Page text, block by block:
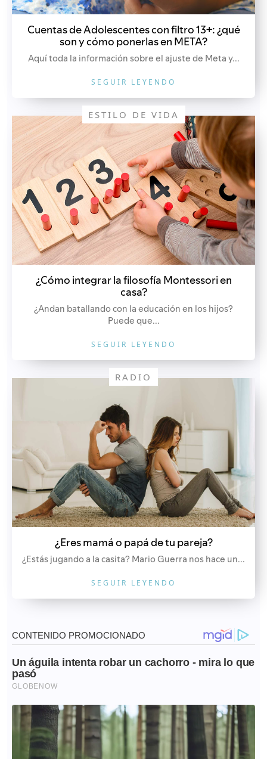
Cuentas de Adolescentes con filtro 13+: ¿qué
son y cómo ponerlas en META?
Aquí toda la información sobre el ajuste de Meta y...
SEGUIR LEYENDO
ESTILO DE VIDA
¿Cómo integrar la filosofía Montessori en
casa?
¿Andan batallando con la educación en los hijos?
Puede que...
SEGUIR LEYENDO
RADIO
¿Eres mamá o papá de tu pareja?
¿Estás jugando a la casita? Mario Guerra nos hace un...
SEGUIR LEYENDO